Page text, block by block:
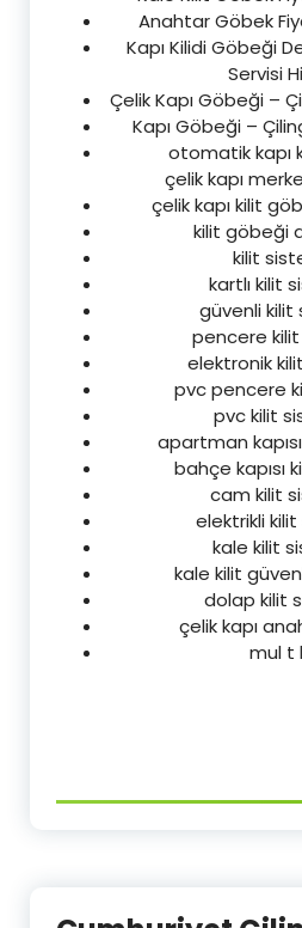
Anahtar Göbek
Kapı Kilidi Göbeği
Servisi
Çelik Kapı Göbeği –
Kapı Göbeği –
otomatik kapı
çelik kapı
çelik kapı kilit
kilit göbeği
kilit
kartlı kilit
güvenli kilit
pencere
elektronik
pvc pencere
pvc kilit
apartman
bahçe kapısı
cam kilit
elektrikli
kale kilit
kale kilit
dolap kilit
çelik kapı
mul t